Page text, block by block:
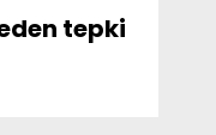
tepki